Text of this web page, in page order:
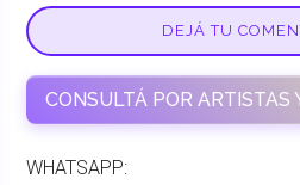
DEJÁ TU
CONSULTÁ POR ARTISTAS
WHATSAPP: